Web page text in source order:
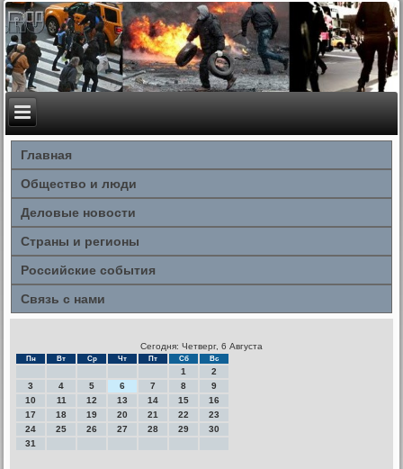
Главная
Общество и люди
Деловые новости
Страны и регионы
Российские события
Связь с нами
Сегодня: Четверг, 6 Августа
Пн Вт Ср Чт Пт Сб Вс
1
2
3
4 5 6 7 8
9
10
11 12 13 14 15
16
17
18 19 20 21 22
23
24
25 26 27 28 29
30
31